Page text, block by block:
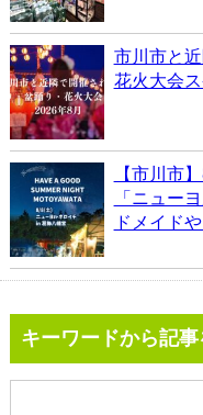
市川市と
花火大会
【市川市
「ニュー
ドメイド
キーワードから記